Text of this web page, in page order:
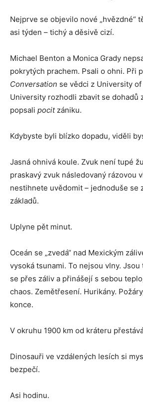
Nejprve se objevilo nové „hvězdné“
asi týden – tichý a děsivě cizí.
Michael Benton a Monica Grady
pokrytých prachem. Psali o ohni. Při
Conversation se vědci z University
University rozhodli zbavit se dohadů
popsali pocitzániku.
Kdybyste byli blízko dopadu, viděli
Jasná ohnivá koule. Zvuk není tupé
praskavý zvuk následovaný rázovou
nestihnete uvědomit – jednoduše se
základů.
Uplyne pět minut.
Oceán se „zvedá“ nad Mexickým
vysoká tsunami. To nejsou vlny. Jsou
se přes záliv a přinášejí s sebou
chaos. Zemětřesení. Hurikány.
konce.
V okruhu 1900 km od kráteru
Dinosauři ve vzdálených lesích si
bezpečí.
Asi hodinu.